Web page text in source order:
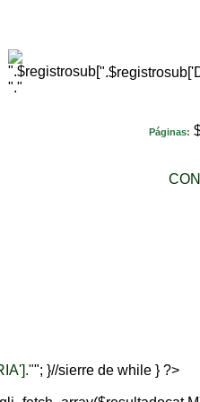
"."
Páginas:
"; }//sierre de while } ?>